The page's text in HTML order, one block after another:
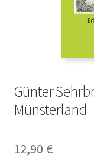
Günter
Münsterland
12,90 €